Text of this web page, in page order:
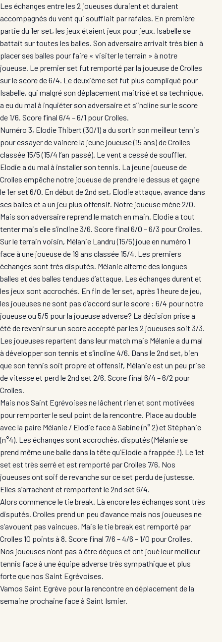
Les échanges entre les 2 joueuses duraient et duraient
accompagnés du vent qui soufflait par rafales. En première
partie du 1er set, les jeux étaient jeux pour jeux. Isabelle se
battait sur toutes les balles. Son adversaire arrivait très bien à
placer ses balles pour faire « visiter le terrain » à notre
joueuse. Le premier set fut remporté par la joueuse de Crolles
sur le score de 6/4. Le deuxième set fut plus compliqué pour
Isabelle, qui malgré son déplacement maitrisé et sa technique,
a eu du mal à inquiéter son adversaire et s’incline sur le score
de 1/6. Score final 6/4 – 6/1 pour Crolles.
Numéro 3, Elodie Thibert (30/1) a du sortir son meilleur tennis
pour essayer de vaincre la jeune joueuse (15 ans) de Crolles
classée 15/5 (15/4 l’an passé). Le vent a cessé de souffler.
Elodie a du mal à installer son tennis. La jeune joueuse de
Crolles empêche notre joueuse de prendre le dessus et gagne
le 1er set 6/0. En début de 2nd set, Elodie attaque, avance dans
ses balles et a un jeu plus offensif. Notre joueuse mène 2/0.
Mais son adversaire reprend le match en main. Elodie a tout
tenter mais elle s’incline 3/6. Score final 6/0 – 6/3 pour Crolles.
Sur le terrain voisin, Mélanie Landru (15/5) joue en numéro 1
face à une joueuse de 19 ans classée 15/4. Les premiers
échanges sont très disputés. Mélanie alterne des longues
balles et des balles tendues d’attaque. Les échanges durent et
les jeux sont accrochés. En fin de 1er set, après 1 heure de jeu,
les joueuses ne sont pas d’accord sur le score : 6/4 pour notre
joueuse ou 5/5 pour la joueuse adverse? La décision prise a
été de revenir sur un score accepté par les 2 joueuses soit 3/3.
Les joueuses repartent dans leur match mais Mélanie a du mal
à développer son tennis et s’incline 4/6. Dans le 2nd set, bien
que son tennis soit propre et offensif, Mélanie est un peu prise
de vitesse et perd le 2nd set 2/6. Score final 6/4 – 6/2 pour
Crolles.
Mais nos Saint Egrévoises ne lâchent rien et sont motivées
pour remporter le seul point de la rencontre. Place au double
avec la paire Mélanie / Elodie face à Sabine (n° 2) et Stéphanie
(n°4). Les échanges sont accrochés, disputés (Mélanie se
prend même une balle dans la tête qu’Elodie a frappée !). Le 1et
set est très serré et est remporté par Crolles 7/6. Nos
joueuses ont soif de revanche sur ce set perdu de justesse.
Elles s’arrachent et remportent le 2nd set 6/4.
Alors commence le tie break. Là encore les échanges sont très
disputés. Crolles prend un peu d’avance mais nos joueuses ne
s’avouent pas vaincues. Mais le tie break est remporté par
Crolles 10 points à 8. Score final 7/6 – 4/6 – 1/0 pour Crolles.
Nos joueuses n’ont pas à être déçues et ont joué leur meilleur
tennis face à une équipe adverse très sympathique et plus
forte que nos Saint Egrévoises.
Vamos Saint Egrève pour la rencontre en déplacement de la
semaine prochaine face à Saint Ismier.